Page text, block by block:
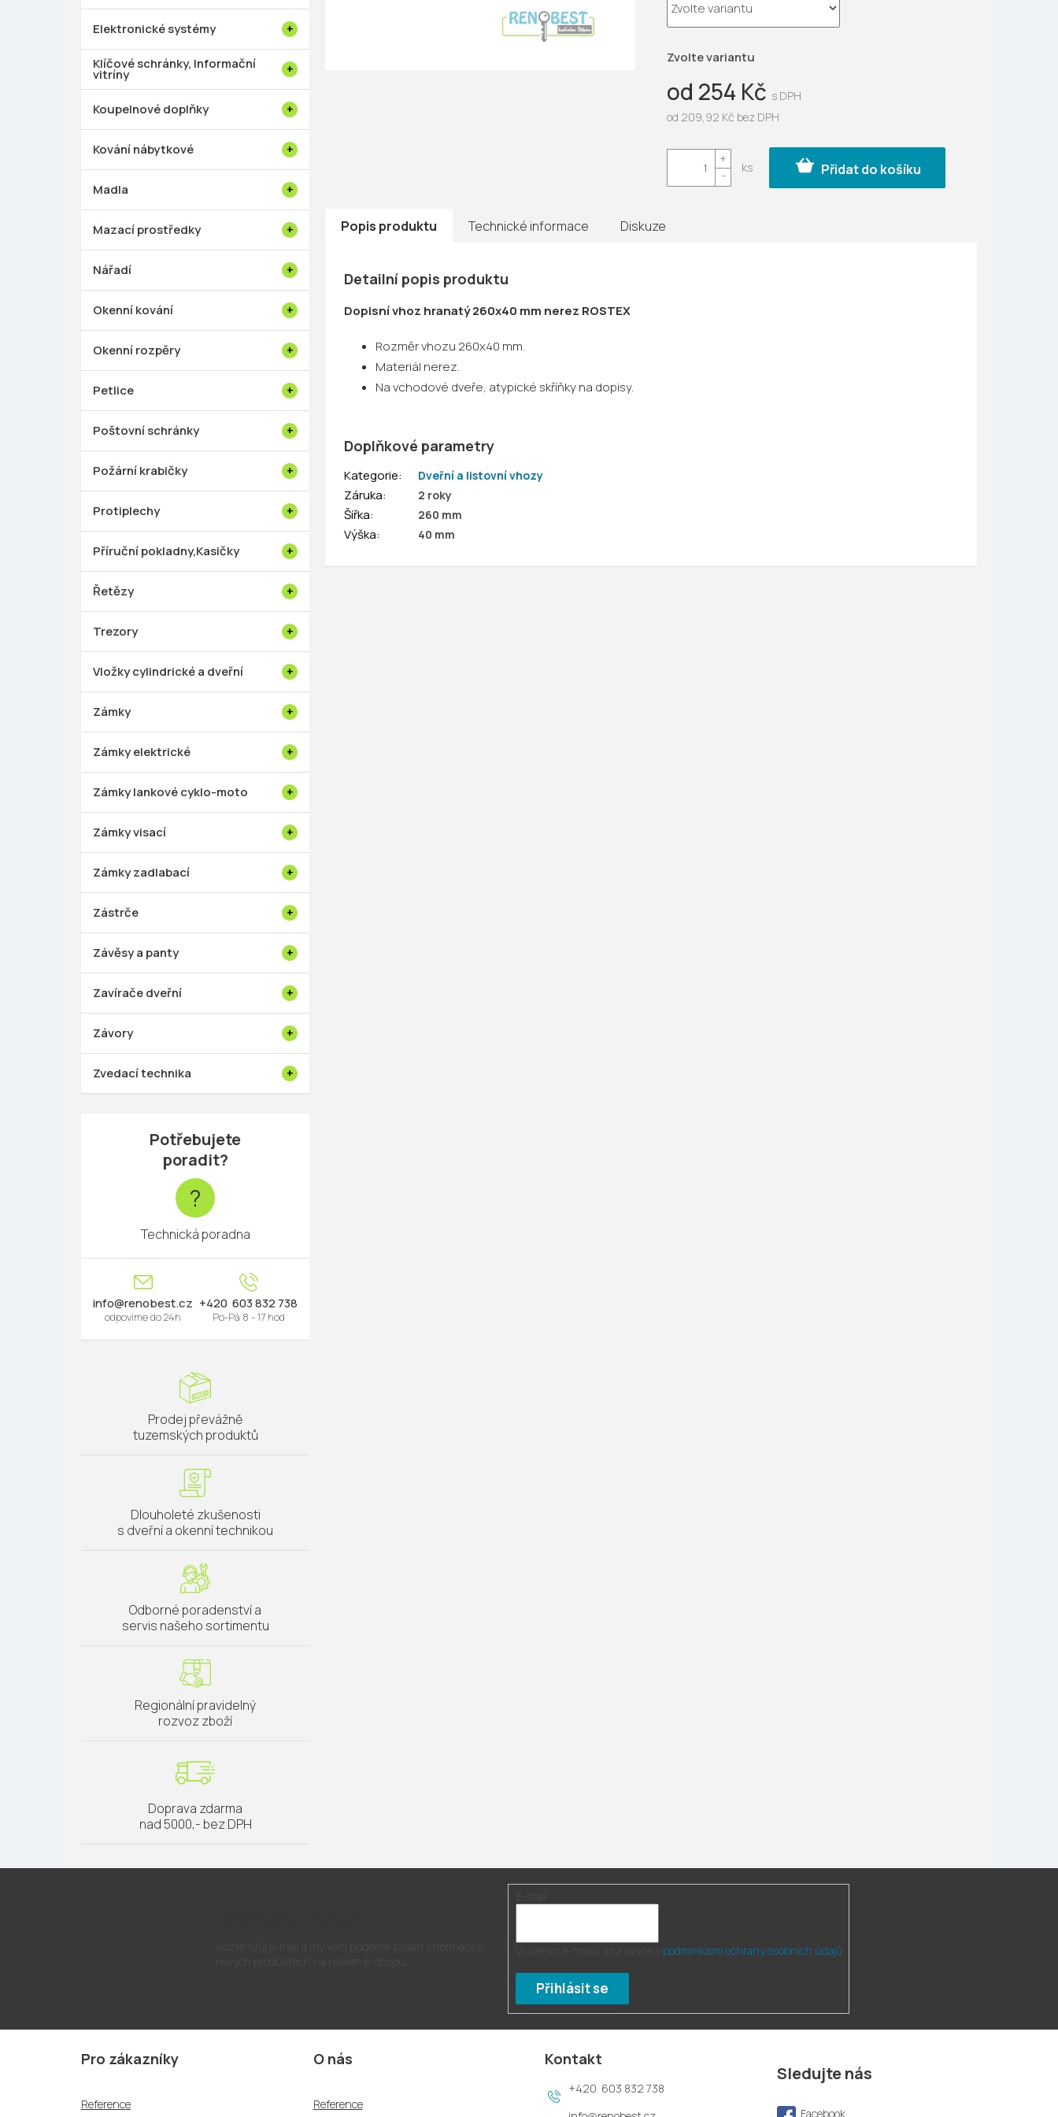
n
l
Elektronické systémy
Klíčové schránky, Informační
vitríny
Koupelnové doplňky
Kování nábytkové
Madla
Mazací prostředky
Nářadí
Okenní kování
Okenní rozpěry
Petlice
Poštovní schránky
Požární krabičky
Protiplechy
Příruční pokladny,Kasičky
Řetězy
Trezory
Vložky cylindrické a dveřní
Zámky
Zámky elektrické
Zámky lankové cyklo-moto
Zámky visací
Zámky zadlabací
Zástrče
Závěsy a panty
Zavírače dveřní
Závory
Zvedací technika
Potřebujete
poradit?
?
Technická poradna
info@renobest.cz 603 832 738
Prodej převážně
tuzemských produktů
Dlouholeté zkušenosti
s dveřní a okenní technikou
Odborné poradenství a
servis našeho sortimentu
Regionální pravidelný
rozvoz zboží
Doprava zdarma
nad 5000,- bez DPH
5
hvězdiček.
od 254 Kč
od 209,92 Kč bez DPH
cena:
Zvolte variantu
Přidat do košíku
Popis produktu Technické informace Diskuze
Detailní popis produktu
Dopisní vhoz hranatý 260x40 mm nerez ROSTEX
Rozměr vhozu 260x40 mm.
Materiál nerez.
Na vchodové dveře, atypické skříňky na dopisy.
Doplňkové parametry
Kategorie: Dveřní a listovní vhozy
Záruka: 2 roky
Šířka: 260 mm
Výška: 40 mm
podmínkami ochrany osobních údajů
Přihlásit se
Z
Pro zákazníky
Reference
O nás
Reference
Kontakt
603 832 738
Sledujte nás
Facebook